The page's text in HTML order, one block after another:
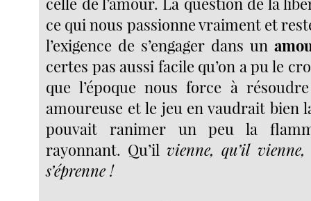
ce qui nous passionne vraiment et
l’exigence de s’engager dans un
certes pas aussi facile qu’on a pu le
que l’époque nous force à
amoureuse et le jeu en vaudrait bien
pouvait ranimer un peu la
rayonnant. Qu’il vienne, qu’il
s’éprenne !